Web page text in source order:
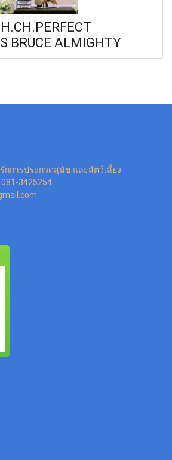
BRUCE ALMIGHTY
กการประกวดสุนัข และสัตว์เลี้ยง
3425254